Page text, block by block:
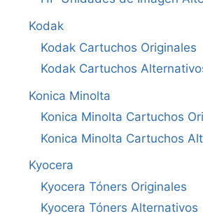
Kodak
Kodak Cartuchos Originales
Kodak Cartuchos
Konica Minolta
Konica Minolta Cartuchos
Konica Minolta Cartuchos
Kyocera
Kyocera Tóners Originales
Kyocera Tóners Alternativos